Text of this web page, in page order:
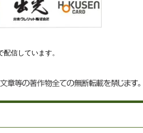
配信しています。